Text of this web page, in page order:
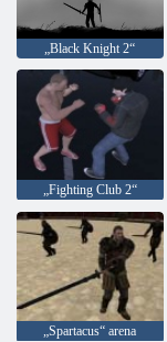
„Black Knight 2“
„Fighting Club 2“
„Spartacus“ arena